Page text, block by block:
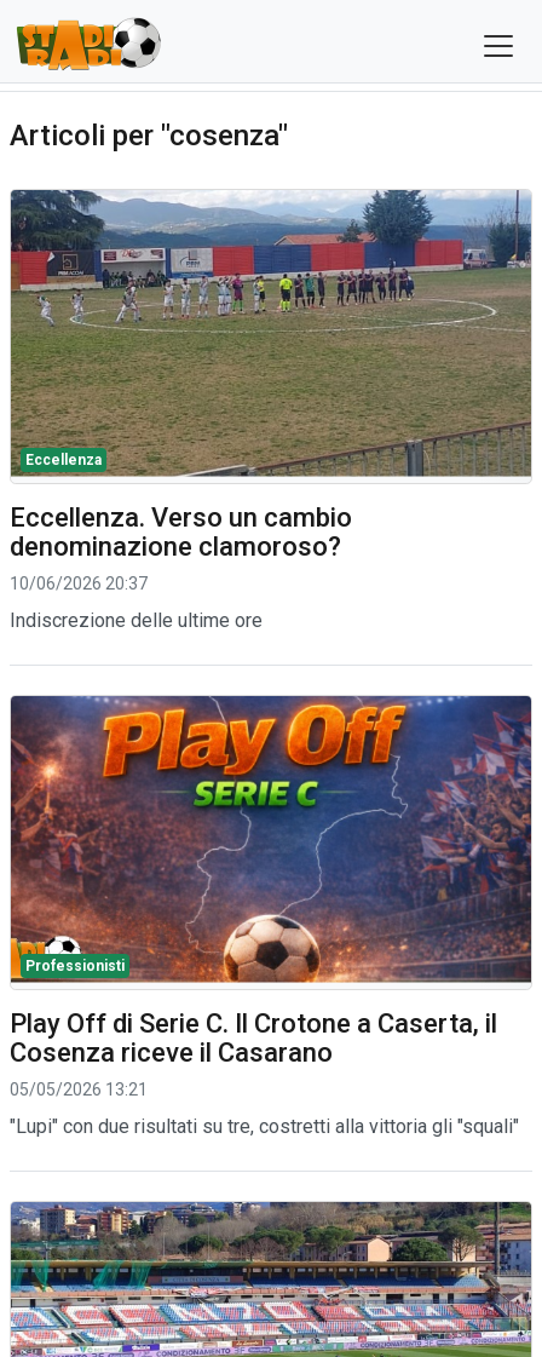
Articoli per "cosenza"
Eccellenza
Eccellenza. Verso un cambio
denominazione clamoroso?
10/06/2026 20:37
Indiscrezione delle ultime ore
Professionisti
Play Off di Serie C. Il Crotone a Caserta, il
Cosenza riceve il Casarano
05/05/2026 13:21
"Lupi" con due risultati su tre, costretti alla vittoria gli "squali"